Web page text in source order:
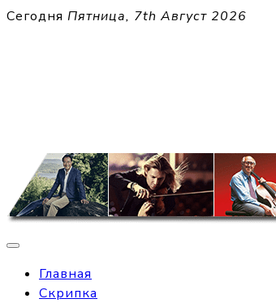
Перейти
Сегодня Пятница, 7th Август 2026
Sheet Music for Strings
Главная
Скрипка